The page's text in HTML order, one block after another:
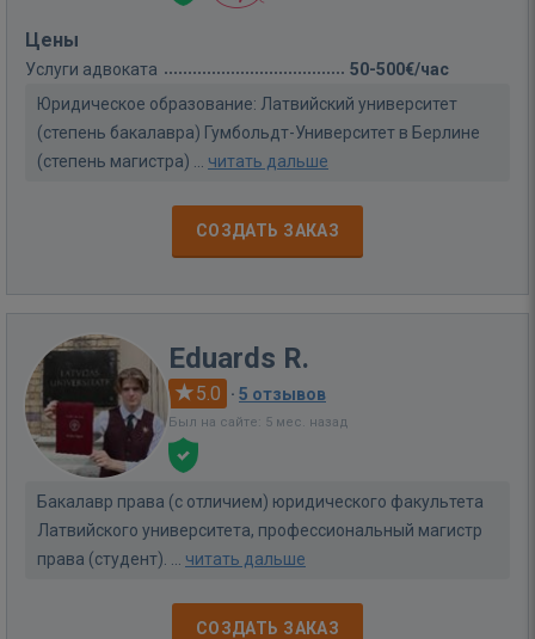
Цены
Услуги адвоката
50-500€/час
Юридическое образование: Латвийский университет
(степень бакалавра) Гумбольдт-Университет в Берлине
(степень магистра) ... читать дальше
СОЗДАТЬ ЗАКАЗ
Eduards R.
5.0 · 5 отзывов
Был на сайте: 5 мес. назад
Бакалавр права (с отличием) юридического факультета
Латвийского университета, профессиональный магистр
права (студент). ... читать дальше
СОЗДАТЬ ЗАКАЗ